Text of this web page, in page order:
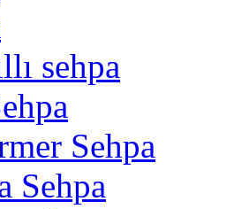
sehpa
Sehpa
Sehpa